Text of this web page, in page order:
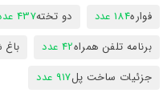
فواره184 عدد دو تخته437 عدد
برنامه تلفن همراه42 عدد
جزئیات ساخت پل917 عدد